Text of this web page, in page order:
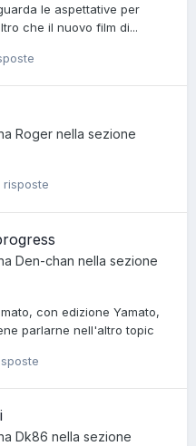
le aspettative per
che il nuovo film di...
Roger nella sezione
risposte
Den-chan nella sezione
con edizione Yamato,
parlarne nell'altro topic
Dk86 nella sezione